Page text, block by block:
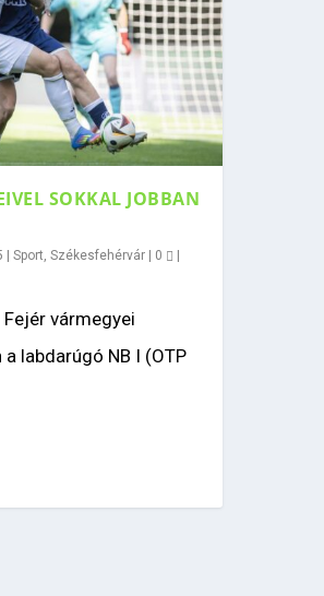
SOKKAL JOBBAN
|Sport,Székesfehérvár | 0 |
vármegyei
labdarúgó NB I (OTP